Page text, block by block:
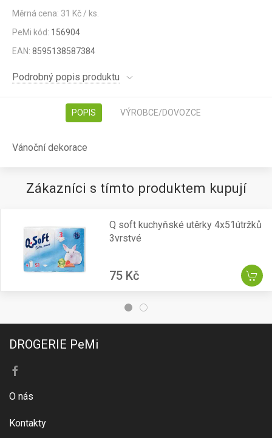
Měrná cena: 31 Kč / ks.
PeMi kód: 156904
EAN: 8595138587384
Podrobný popis produktu
POPIS VÝROBCE/DOVOZCE
Vánoční dekorace
Zákazníci s tímto produktem kupují
Q soft kuchyňské utěrky 4x51útržků
3vrstvé
75 Kč
DROGERIE PeMi
O nás
Kontakty